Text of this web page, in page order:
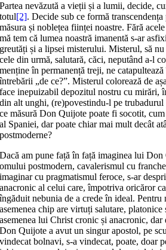
Partea nevăzută a vieții și a lumii, decide,
totul[2]. Decide sub ce formă
măsura și noblețea ființei noastre. Fără
mă tem că lumea noastră imanentă s-ar
greutăți și a lipsei misterului. Misterul, să
cele din urmă, salutară, căci, neputând a-l
menține în permanență treji, ne
întrebării „de ce?”. Misterul colorează de
face inepuizabil depozitul nostru cu mirări,
din alt unghi, (re)povestindu-l pe
ce măsură Don Quijote poate fi socotit,
al Spaniei, dar poate chiar mai mult decât
postmoderne?
Dacă am pune față în față imaginea lui
omului postmodern, cavalerismul cu
imaginar cu pragmatismul feroce, s-ar
anacronic al celui care, împotriva oricăror
îngăduit nebunia de a crede în ideal.
asemenea chip are virtuți salutare,
asemenea lui Christ cronic și anacronic, dar
Don Quijote a avut un singur apostol, pe
vindecat bolnavi, s-a vindecat, poate, doar